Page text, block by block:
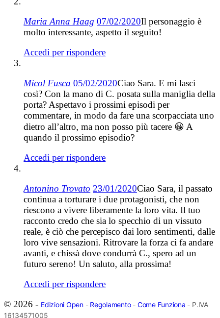
Maria Anna Haag 07/02/2020Il personaggio è
molto interessante, aspetto il seguito!
Accedi per rispondere
Micol Fusca 05/02/2020Ciao Sara. E mi lasci
così? Con la mano di C. posata sulla maniglia della
porta? Aspettavo i prossimi episodi per
commentare, in modo da fare una scorpacciata uno
dietro all’altro, ma non posso più tacere 😀 A
quando il prossimo episodio?
Accedi per rispondere
Antonino Trovato 23/01/2020Ciao Sara, il passato
continua a torturare i due protagonisti, che non
riescono a vivere liberamente la loro vita. Il tuo
racconto credo che sia lo specchio di un vissuto
reale, è ciò che percepisco dai loro sentimenti, dalle
loro vive sensazioni. Ritrovare la forza ci fa andare
avanti, e chissà dove condurrà C., spero ad un
futuro sereno! Un saluto, alla prossima!
Accedi per rispondere
© 2026 - Edizioni Open- Regolamento- Come Funziona - P.IVA
16134571005